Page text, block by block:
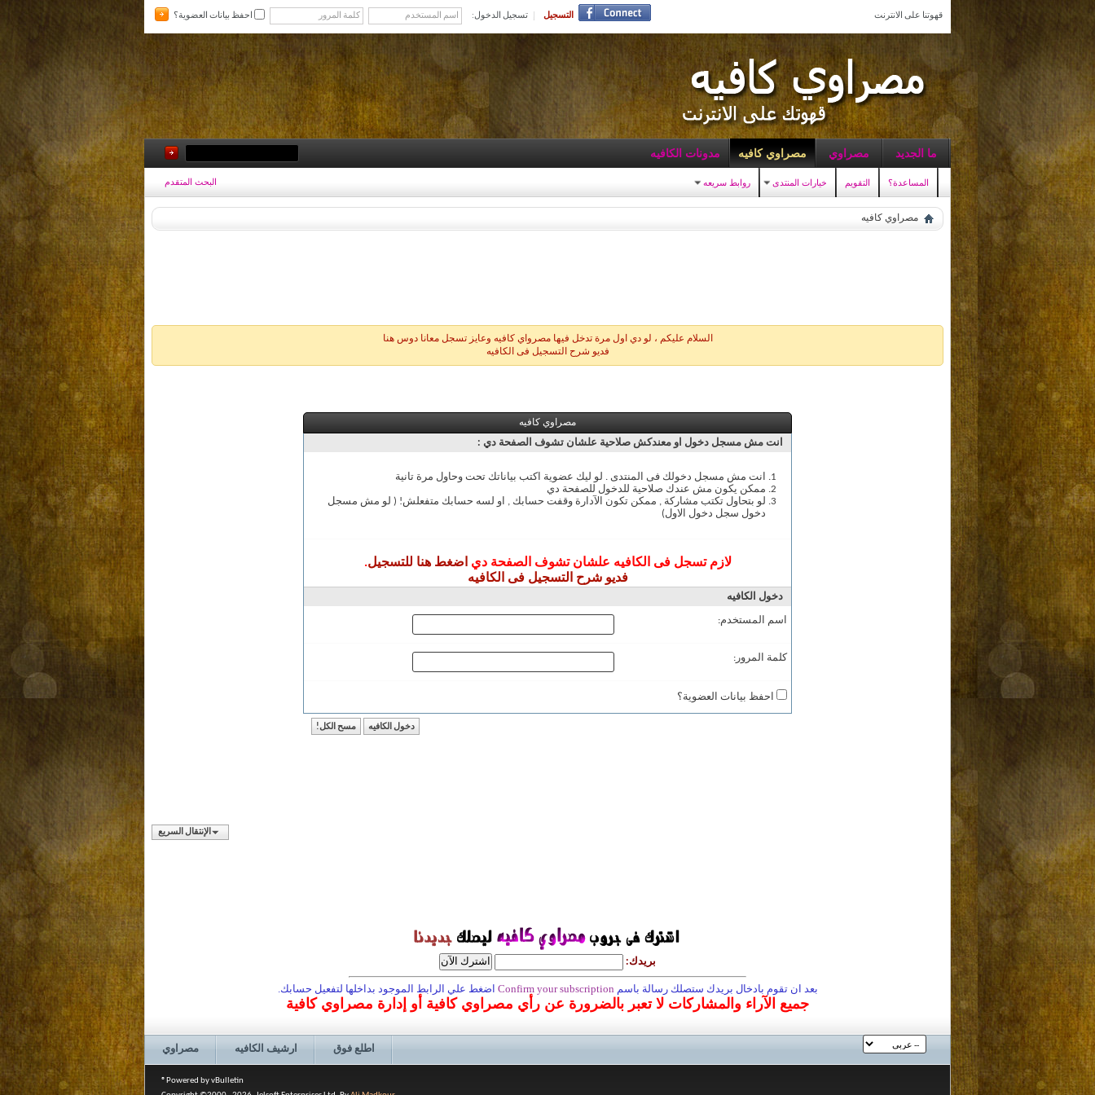
قهوتنا على الانترنت التسجيل تسجيل الدخول: احفظ بيانات العضوية؟
ما الجديد مصراوي مصراوي كافيه
المساعدة؟ التقويم خيارات المنتدى روابط سريعه
مدونات الكافيه
البحث المتقدم
مصراوي كافيه
السلام عليكم ، لو دي اول مرة تدخل فيها مصرواي كافيه وعايز تسجل معانا دوس هنا
فديو شرح التسجيل فى الكافيه
مصراوي كافيه
انت مش مسجل دخول او معندكش صلاحية علشان تشوف الصفحة دي :
انت مش مسجل دخولك فى المنتدى . لو ليك عضوية اكتب بياناتك تحت وحاول مرة تانية
ممكن يكون مش عندك صلاحية للدخول للصفحة دي
لو بتحاول تكتب مشاركة , ممكن تكون الآدارة وقفت حسابك , او لسه حسابك متفعلش! ( لو مش مسجل
دخول سجل دخول الاول)
لازم تسجل فى الكافيه علشان تشوف الصفحة دي اضغط هنا للتسجيل.
فديو شرح التسجيل فى الكافيه
دخول الكافيه
اسم المستخدم:
كلمة المرور:
احفظ بيانات العضوية؟
الإنتقال السريع
بريدك:
بعد ان تقوم بادخال بريدك ستصلك رسالة باسم Confirm your subscription اضغط علي الرابط الموجود بداخلها لتفعيل حسابك.
جميع الآراء والمشاركات لا تعبر بالضرورة عن رأي مصراوي كافية أو إدارة مصراوي كافية
مصراوي ارشيف الكافيه اطلع فوق
Powered by vBulletin®